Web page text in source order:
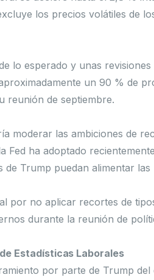
los precios volátiles de
lo esperado y unas
un 90 % de
reunión de septiembre.
moderar las ambiciones de
Fed ha adoptado
Trump puedan alimentar
por no aplicar recortes de
durante la reunión de
Estadísticas Laborales
por parte de Trump